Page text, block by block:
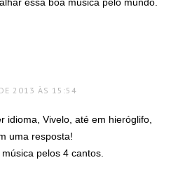
DE 2013 ÀS 15:54
idioma, Vivelo, até em hieróglifo,
uma resposta!
pelos 4 cantos.